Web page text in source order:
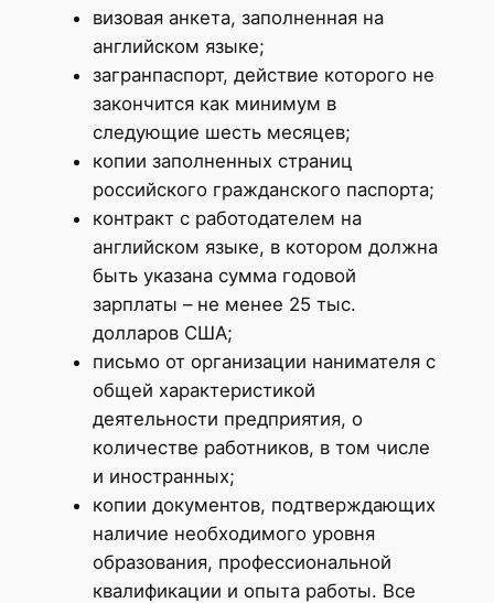
визовая анкета, заполненная на
английском языке;
загранпаспорт, действие которого не
закончится как минимум в
следующие шесть месяцев;
копии заполненных страниц
российского гражданского паспорта;
контракт с работодателем на
английском языке, в котором должна
быть указана сумма годовой
зарплаты – не менее 25 тыс.
долларов США;
письмо от организации нанимателя с
общей характеристикой
деятельности предприятия, о
количестве работников, в том числе
и иностранных;
копии документов, подтверждающих
наличие необходимого уровня
образования, профессиональной
квалификации и опыта работы. Все